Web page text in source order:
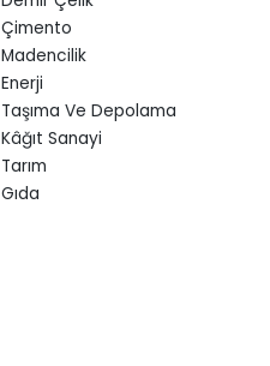
Çimento
Madencilik
Enerji
Taşıma Ve Depolama
Kâğıt Sanayi
Tarım
Gıda